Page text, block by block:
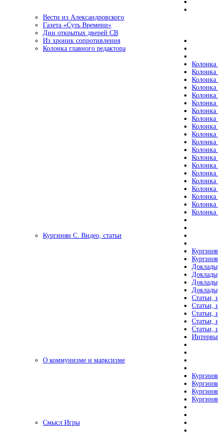
Вести из Александровского
Газета «Суть Времени»
Дни открытых дверей СВ
Из хроник сопротивления
Колонка главного редактора
Колонка
Колонка
Колонка
Колонка
Колонка
Колонка
Колонка
Колонка
Колонка
Колонка
Колонка
Колонка
Колонка
Колонка
Колонка
Колонка
Колонка
Колонка
Колонка
Колонка
Кургинян С. Видео, статьи
Статьи,
Статьи,
Статьи,
Статьи,
Статьи,
О коммунизме и марксизме
Смысл Игры